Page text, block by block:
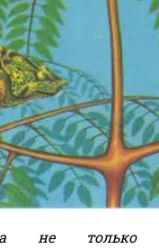
не только